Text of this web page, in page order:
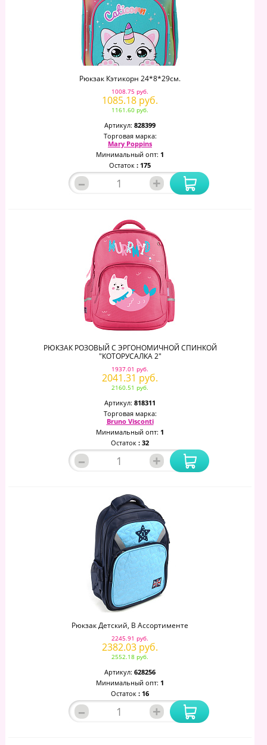
Рюкзак Кэтикорн 24*8*29см.
1008.75 руб.
1085.18 руб.
1161.60 руб.
Артикул: 828399
Торговая марка:
Mary Poppins
Минимальный опт: 1
Остаток : 175
– +
РЮКЗАК РОЗОВЫЙ С ЭРГОНОМИЧНОЙ СПИНКОЙ
"КОТОРУСАЛКА 2"
1937.01 руб.
2041.31 руб.
2160.51 руб.
Артикул: 818311
Торговая марка:
Bruno Visconti
Минимальный опт: 1
Остаток : 32
– +
Рюкзак Детский, В Ассортименте
2245.91 руб.
2382.03 руб.
2552.18 руб.
Артикул: 628256
Минимальный опт: 1
Остаток : 16
– +